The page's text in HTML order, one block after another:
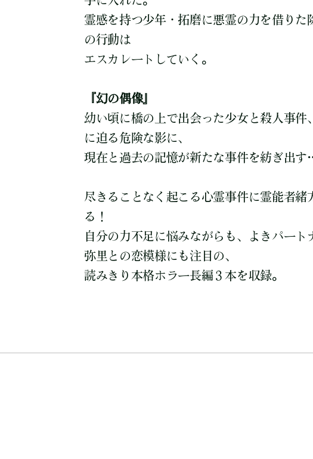
霊感を持つ少年・拓磨に悪霊の力を借りた
の行動は
エスカレートしていく。
『幻の偶像』
幼い頃に橋の上で出会った少女と殺人事件
に迫る危険な影に、
現在と過去の記憶が新たな事件を紡ぎ出す
尽きることなく起こる心霊事件に霊能者緒
る！
自分の力不足に悩みながらも、よきパート
弥里との恋模様にも注目の、
読みきり本格ホラー長編３本を収録。